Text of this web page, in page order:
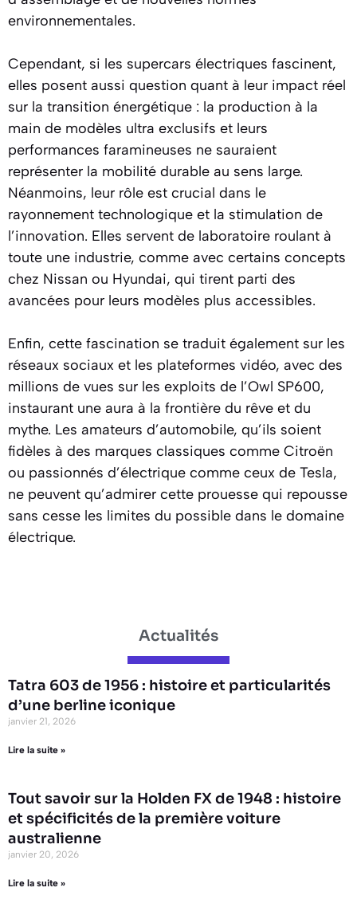
environnementales.
Cependant, si les supercars électriques fascinent,
elles posent aussi question quant à leur impact réel
sur la transition énergétique : la production à la
main de modèles ultra exclusifs et leurs
performances faramineuses ne sauraient
représenter la mobilité durable au sens large.
Néanmoins, leur rôle est crucial dans le
rayonnement technologique et la stimulation de
l’innovation. Elles servent de laboratoire roulant à
toute une industrie, comme avec certains concepts
chez Nissan ou Hyundai, qui tirent parti des
avancées pour leurs modèles plus accessibles.
Enfin, cette fascination se traduit également sur les
réseaux sociaux et les plateformes vidéo, avec des
millions de vues sur les exploits de l’Owl SP600,
instaurant une aura à la frontière du rêve et du
mythe. Les amateurs d’automobile, qu’ils soient
fidèles à des marques classiques comme Citroën
ou passionnés d’électrique comme ceux de Tesla,
ne peuvent qu’admirer cette prouesse qui repousse
sans cesse les limites du possible dans le domaine
électrique.
Actualités
Tatra 603 de 1956 : histoire et particularités
d’une berline iconique
janvier 21, 2026
Lire la suite »
Tout savoir sur la Holden FX de 1948 : histoire
et spécificités de la première voiture
australienne
janvier 20, 2026
Lire la suite »